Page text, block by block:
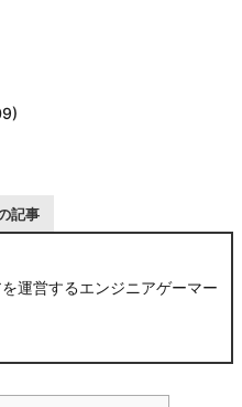
記事
運営するエンジニアゲーマー